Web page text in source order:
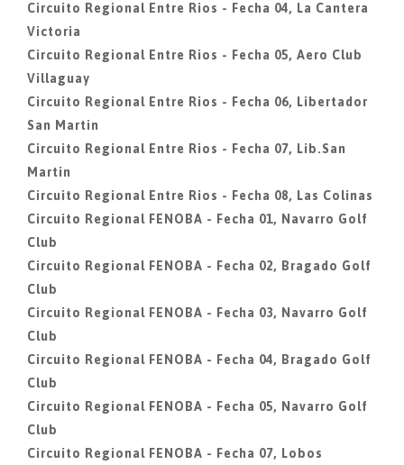
Circuito Regional Entre Rios - Fecha 04, La Cantera
Victoria
Circuito Regional Entre Rios - Fecha 05, Aero Club
Villaguay
Circuito Regional Entre Rios - Fecha 06, Libertador
San Martin
Circuito Regional Entre Rios - Fecha 07, Lib.San
Martin
Circuito Regional Entre Rios - Fecha 08, Las Colinas
Circuito Regional FENOBA - Fecha 01, Navarro Golf
Club
Circuito Regional FENOBA - Fecha 02, Bragado Golf
Club
Circuito Regional FENOBA - Fecha 03, Navarro Golf
Club
Circuito Regional FENOBA - Fecha 04, Bragado Golf
Club
Circuito Regional FENOBA - Fecha 05, Navarro Golf
Club
Circuito Regional FENOBA - Fecha 07, Lobos